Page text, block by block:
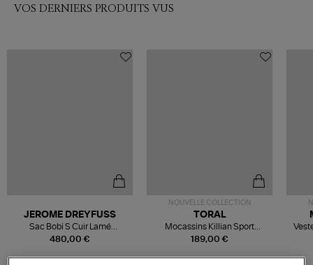
VOS DERNIERS PRODUITS VUS
480,00 €
JEROME DREYFUSS
Sac Bobi S Cuir Lamé
Champagne
NOUVELLE COLLECTION
189,00 €
TORAL
Mocassins Killian Sport
Mousse